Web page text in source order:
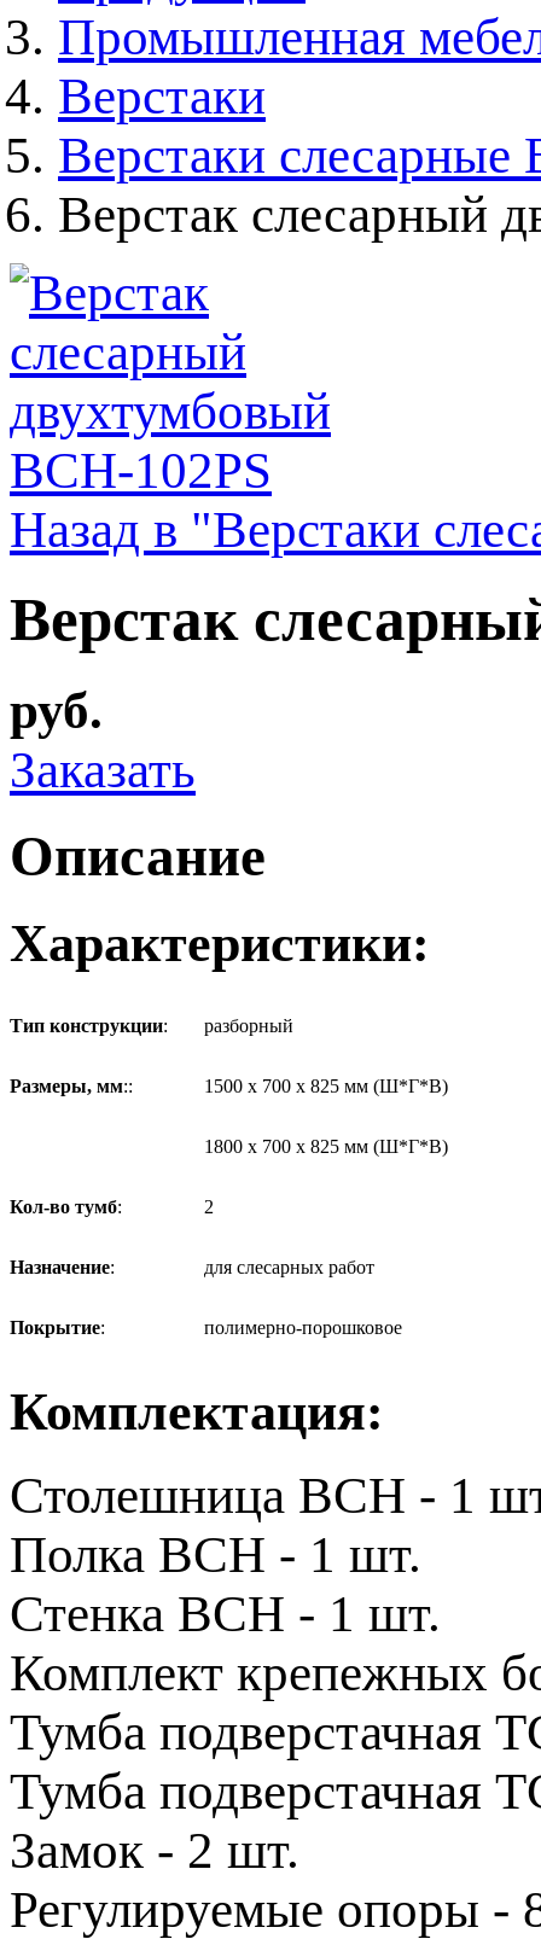
Промышленная
Верстаки
Верстаки
Верстак слесарный
Назад в "Верстаки
Верстак
руб.
Заказать
Описание
Характеристики:
Тип конструкции: разборный
Размеры, мм:: 1500 х 700 х 825 мм (Ш*Г*В)
1800 х 700 х 825 мм (Ш*Г*В)
Кол-во тумб: 2
Назначение: для слесарных работ
Покрытие: полимерно-порошковое
Комплектация:
Столешница ВСН - 1
Полка ВСН - 1 шт.
Стенка ВСН - 1 шт.
Комплект крепежных
Тумба подверстачная
Тумба подверстачная
Замок - 2 шт.
Регулируемые опоры -